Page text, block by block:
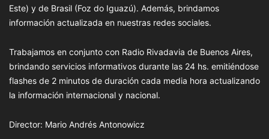
Este) y de Brasil (Foz do Iguazú). Además, brindamos
información actualizada en nuestras redes sociales.
Trabajamos en conjunto con Radio Rivadavia de Buenos Aires,
brindando servicios informativos durante las 24 hs. emitiéndose
flashes de 2 minutos de duración cada media hora actualizando
la información internacional y nacional.
Director: Mario Andrés Antonowicz